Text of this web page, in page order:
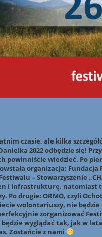
czasie, ale kilka
2022 odbędzie się!
powinniście wiedzieć. Po
organizacja:
– Stowarzyszenie
i infrastrukturę, natomiast
Po drugie: ORMO, czyli
wolontariuszy, nie
zorganizować
wyglądać tak, jak w
Zostańcie z nami